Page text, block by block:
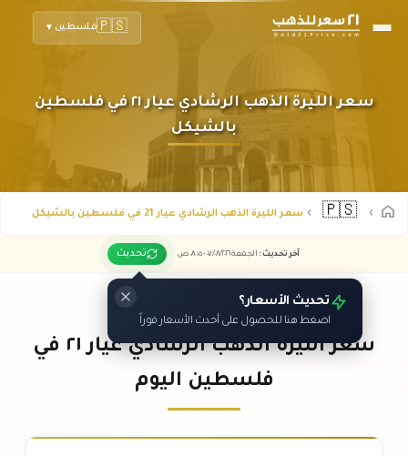
🇵🇸فلسطين ▼
سعر الليرة الذهب الرشادي عيار ٢١ في فلسطين
بالشيكل
🇵🇸 سعر الليرة الذهب الرشادي عيار 21 في فلسطين بالشيكل
آخر تحديث : الجمعة ٠٧ /٠٨/٢٠٢٦ - ٠٨:٠٥ ص تحديث
تحديث الأسعار؟
اضغط هنا للحصول على أحدث الأسعار فوراً
سعر الليرة الذهب الرشادي عيار ٢١ في
فلسطين اليوم